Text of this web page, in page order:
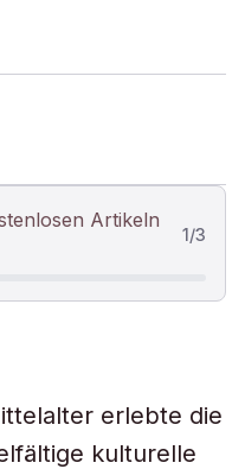
Artikeln
1/3
erlebte die
kulturelle